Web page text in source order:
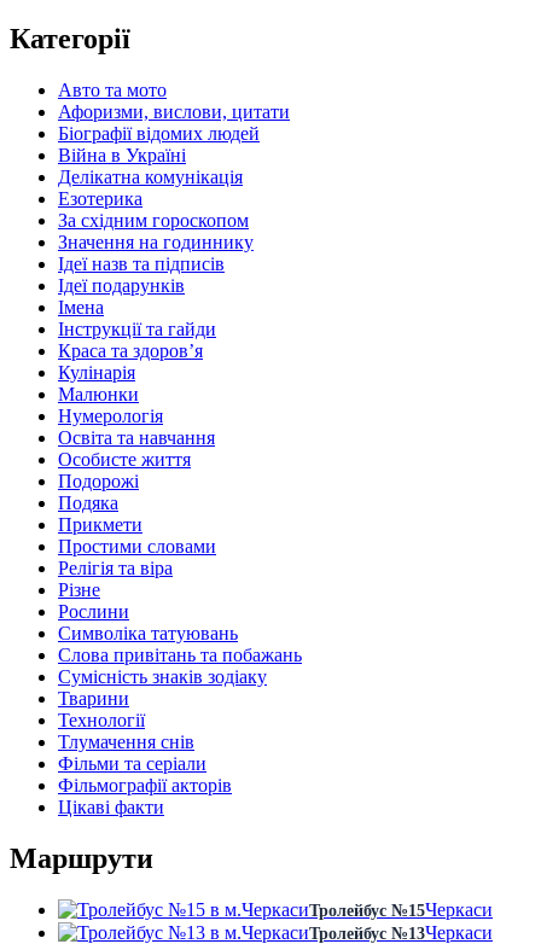
Категорії
Авто та мото
Афоризми, вислови, цитати
Біографії відомих людей
Війна в Україні
Делікатна комунікація
Езотерика
За східним гороскопом
Значення на годиннику
Ідеї назв та підписів
Ідеї подарунків
Імена
Інструкції та гайди
Краса та здоровʼя
Кулінарія
Малюнки
Нумерологія
Освіта та навчання
Особисте життя
Подорожі
Подяка
Прикмети
Простими словами
Релігія та віра
Різне
Рослини
Символіка татуювань
Слова привітань та побажань
Сумісність знаків зодіаку
Тварини
Технології
Тлумачення снів
Фільми та серіали
Фільмографії акторів
Цікаві факти
Маршрути
Тролейбус №15Черкаси
Тролейбус №13Черкаси